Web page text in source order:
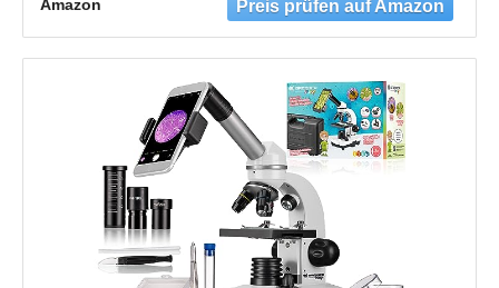
Akku), Abbe-Kondensor, Smartphonehalter
und Koffer
Amazon